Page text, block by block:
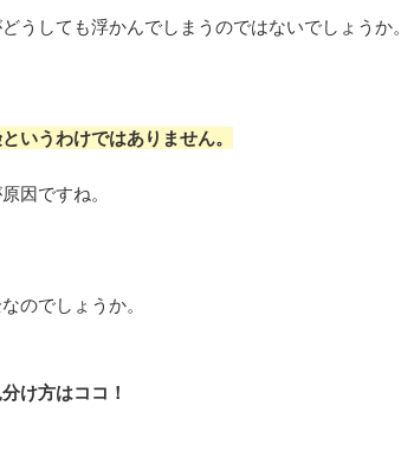
うしても浮かんでしまうのではないでしょうか。
いうわけではありません。
因ですね。
のでしょうか。
け方はココ！